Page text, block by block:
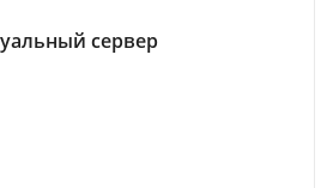
сервер